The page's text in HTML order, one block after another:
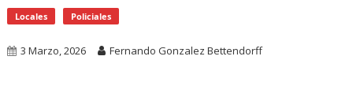
Locales Policiales
3 Marzo, 2026 Fernando Gonzalez Bettendorff